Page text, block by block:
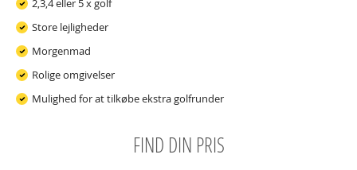
2,3,4 eller 5 x golf
Store lejligheder
Morgenmad
Rolige omgivelser
Mulighed for at tilkøbe ekstra golfrunder
FIND DIN PRIS